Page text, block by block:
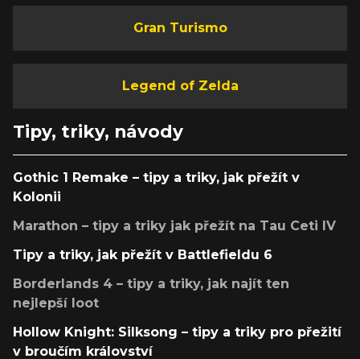
Gran Turismo
Legend of Zelda
Tipy, triky, návody
Gothic 1 Remake – tipy a triky, jak přežít v
Kolonii
Marathon – tipy a triky jak přežít na Tau Ceti IV
Tipy a triky, jak přežít v Battlefieldu 6
Borderlands 4 – tipy a triky, jak najít ten
nejlepší loot
Hollow Knight: Silksong – tipy a triky pro přežití
v broučím království